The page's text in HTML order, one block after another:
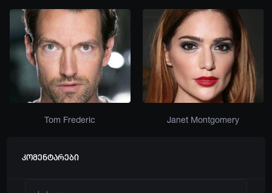
Tom Frederic Janet Montgomery
კომენტარები